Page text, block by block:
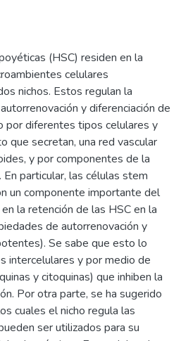
(HSC) residen en la
celulares
nichos. Estos regulan la
y diferenciación de
por diferentes tipos celulares y
que secretan, una red vascular
y por componentes de la
particular, las células stem
un componente importante del
la retención de las HSC en la
de autorrenovación y
Se sabe que esto lo
intercelulares y por medio de
y citoquinas) que inhiben la
Por otra parte, se ha sugerido
cuales el nicho regula las
ser utilizados para su